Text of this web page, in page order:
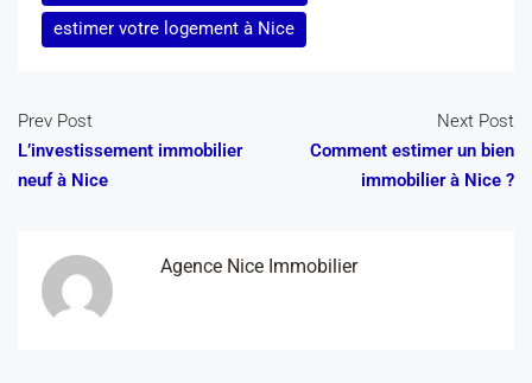
estimer votre logement à Nice
Prev Post
L’investissement immobilier
neuf à Nice
Next Post
Comment estimer un bien
immobilier à Nice ?
Agence Nice Immobilier